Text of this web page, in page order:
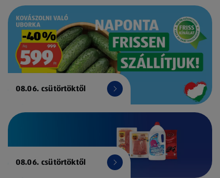
08.06. csütörtöktől
08.06. csütörtöktől